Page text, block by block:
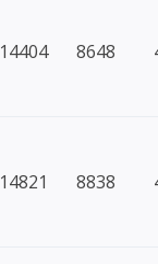
14404 8648
14821 8838